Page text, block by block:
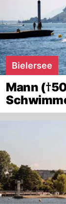
Bielersee
Mann